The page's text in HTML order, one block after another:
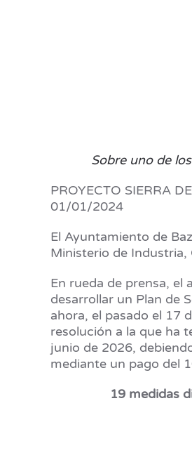
Sobre uno de
PROYECTO SIERRA
01/01/2024
El Ayuntamiento de
Ministerio de
En rueda de prensa, el
desarrollar un Plan de
ahora, el pasado el 17
resolución a la que ha
junio de 2026,
mediante un pago del
19 medidas